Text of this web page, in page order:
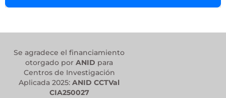
Se agradece el financiamiento
otorgado por ANID para
Centros de Investigación
Aplicada 2025: ANID CCTVal
CIA250027